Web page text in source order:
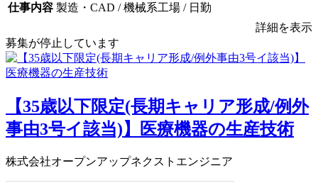
仕事内容 製造・CAD / 機械系工場 / 日勤
詳細を表示
募集が停止しています
【35歳以下限定(長期キャリア形成/例外
事由3号イ該当)】医療機器の生産技術
株式会社オープンアップネクストエンジニア